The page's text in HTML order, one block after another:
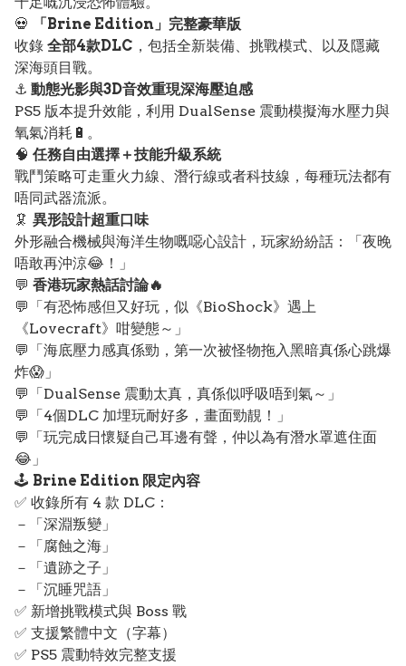
💀
「Brine Edition」完整豪華版
收錄 全部4款DLC ，包括全新裝備、挑戰模式、以及隱藏
深海頭目戰。
⚓️ 動態光影與3D音效重現深海壓迫感
PS5 版本提升效能，利用 DualSense 震動模擬海水壓力與
氧氣消耗🔋。
🧠 任務自由選擇＋技能升級系統
戰鬥策略可走重火力線、潛行線或者科技線，每種玩法都有
唔同武器流派。
🦑 異形設計超重口味
外形融合機械與海洋生物嘅噁心設計，玩家紛紛話：「夜晚
唔敢再沖涼😂！」
💬 香港玩家熱話討論🔥
💬「有恐怖感但又好玩，似《BioShock》遇上
《Lovecraft》咁變態～」
💬「海底壓力感真係勁，第一次被怪物拖入黑暗真係心跳爆
炸😱」
💬「DualSense 震動太真，真係似呼吸唔到氣～」
💬「4個DLC 加埋玩耐好多，畫面勁靚！」
💬「玩完成日懷疑自己耳邊有聲，仲以為有潛水罩遮住面
😂」
🕹️ Brine Edition 限定內容
✅ 收錄所有 4 款 DLC：
－「深淵叛變」
－「腐蝕之海」
－「遺跡之子」
－「沉睡咒語」
✅ 新增挑戰模式與 Boss 戰
✅ 支援繁體中文（字幕）
✅ PS5 震動特效完整支援